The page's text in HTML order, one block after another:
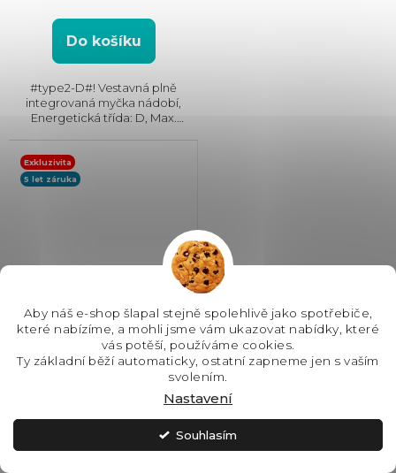
Aby náš e-shop šlapal stejně spolehlivě jako spotřebiče,
které nabízíme, a mohli jsme vám ukazovat nabídky, které
vás potěší, používáme cookies.
Ty základní běží automaticky, ostatní zapneme jen s vaším
svolením.
Nastavení
Souhlasím
Do košíku
#type2-D#! Vestavná plně
integrovaná myčka nádobí,
Energetická třída: D, Max.
nádobí: 10, Počet programů: 8,
Spotřeba vody na cyklus: 9...
Exkluzivita
5 let záruka
AEG FSE75768P vestavná
ODESLÁNÍ